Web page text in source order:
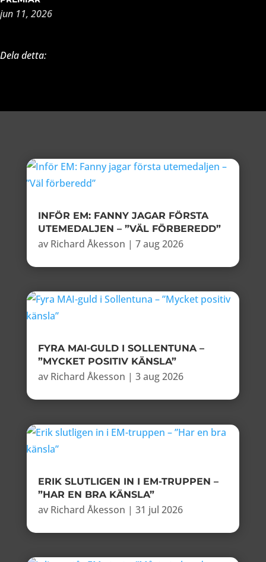
jun 11, 2026
Dela detta:
INFÖR EM: FANNY JAGAR FÖRSTA
UTEMEDALJEN – ”VÄL FÖRBEREDD”
av Richard Åkesson | 7 aug 2026
FYRA MAI-GULD I SOLLENTUNA –
”MYCKET POSITIV KÄNSLA”
av Richard Åkesson | 3 aug 2026
ERIK SLUTLIGEN IN I EM-TRUPPEN –
”HAR EN BRA KÄNSLA”
av Richard Åkesson | 31 jul 2026